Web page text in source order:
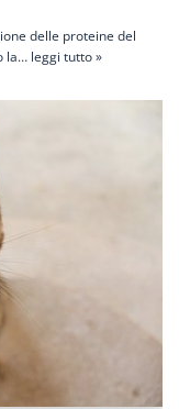
delle proteine del
la… leggi tutto »